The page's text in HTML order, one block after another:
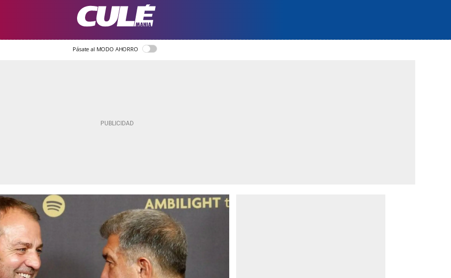
Pásate al MODO AHORRO